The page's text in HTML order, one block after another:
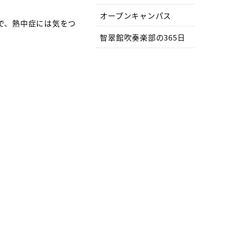
、熱中症には気をつ
オープンキャンパス
智翠館吹奏楽部の365日